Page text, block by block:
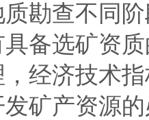
勘查不同
备选矿资
经济技术
矿产资源